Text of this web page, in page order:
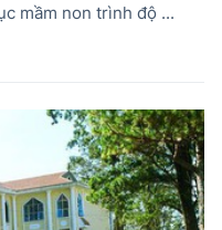
mầm non trình độ ...